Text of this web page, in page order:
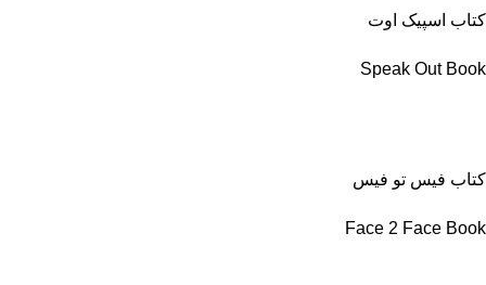
کتاب اسپیک اوت
Speak Out Book
کتاب فیس تو فیس
Face 2 Face Book